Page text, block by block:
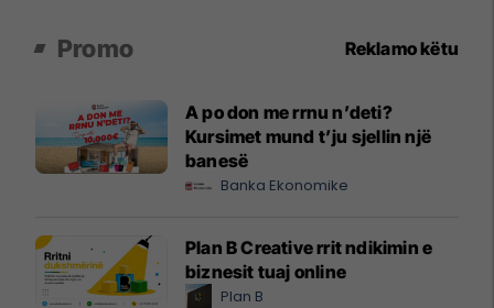
Promo Reklamo këtu
A po don me rrnu n’deti?
Kursimet mund t’ju sjellin një
banesë
Banka Ekonomike
Plan B Creative rrit ndikimin e
biznesit tuaj online
Plan B